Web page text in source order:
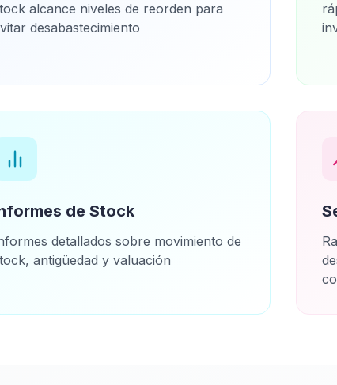
alcance niveles de reorden para
desabastecimiento
de Stock
detallados sobre movimiento de
antigüedad y valuación